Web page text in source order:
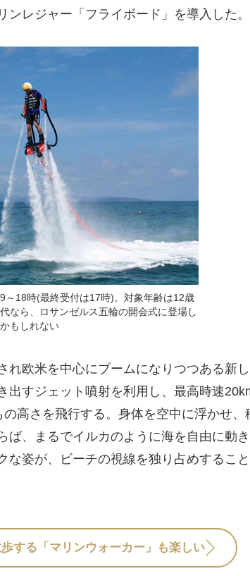
レジャー「フライボード」を導入した。
～18時(最終受付は17時)。対象年齢は12歳
なら、ロサンゼルス五輪の開会式に登場し
もしれない
欧米を中心にブームになりつつある新
出すジェット噴射を利用し、最高時速
高さを飛行する。身体を空中に浮かせ、
ば、まるでイルカのように海を自由に動
な姿が、ビーチの視線を独り占めするこ
する「マリンウォーカー」も楽しい